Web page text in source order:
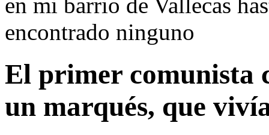
encontrado ninguno
El primer comunista
un marqués, que